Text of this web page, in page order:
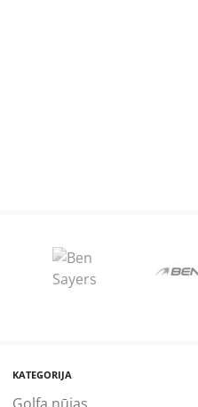
KATEGORIJA